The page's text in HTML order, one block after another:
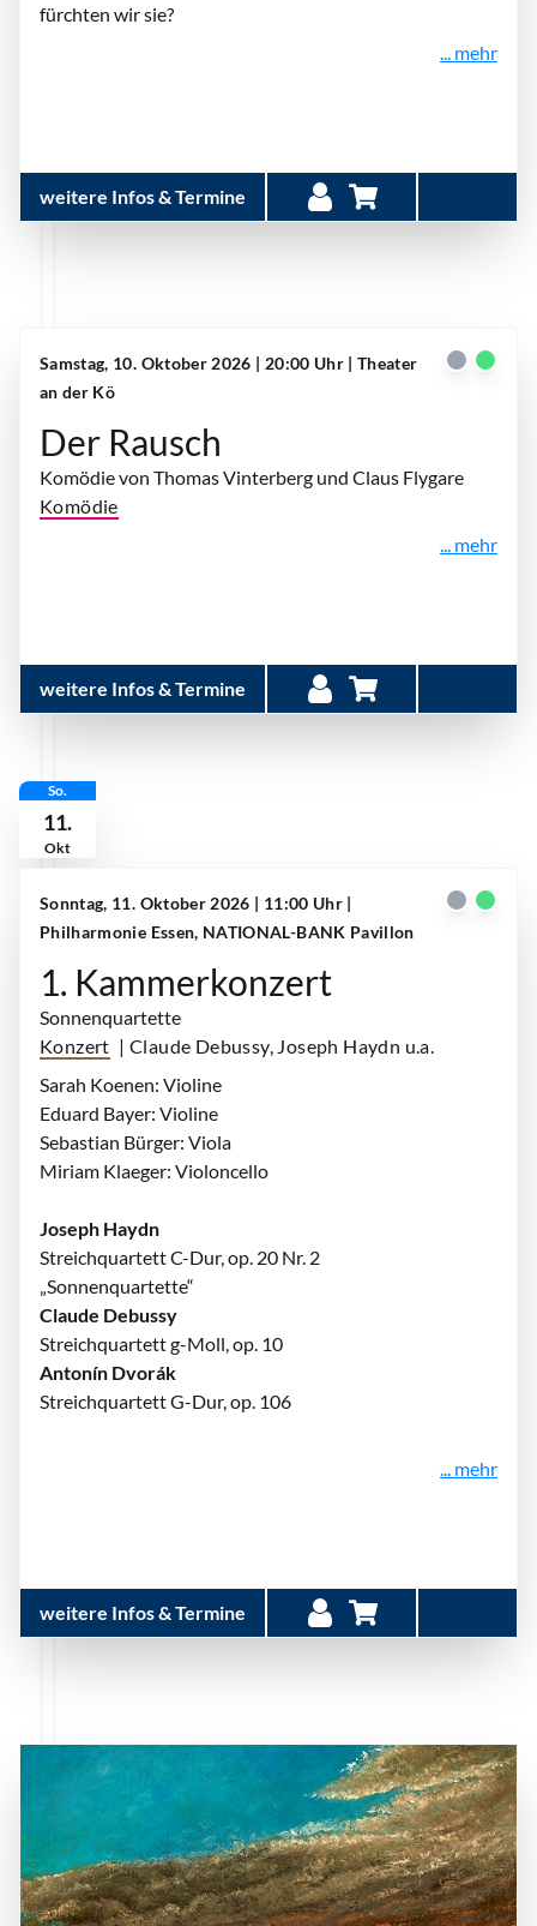
fürchten wir sie?
... mehr
weitere Infos & Termine
Samstag, 10. Oktober 2026 | 20:00 Uhr | Theater
an der Kö
Der Rausch
Komödie von Thomas Vinterberg und Claus Flygare
Komödie
... mehr
weitere Infos & Termine
So.
11.
Okt
Sonntag, 11. Oktober 2026 | 11:00 Uhr |
Philharmonie Essen, NATIONAL-BANK Pavillon
1. Kammerkonzert
Sonnenquartette
Konzert | Claude Debussy, Joseph Haydn u.a.
Sarah Koenen: Violine
Eduard Bayer: Violine
Sebastian Bürger: Viola
Miriam Klaeger: Violoncello
Joseph Haydn
Streichquartett C-Dur, op. 20 Nr. 2
„Sonnenquartette“
Claude Debussy
Streichquartett g-Moll, op. 10
Antonín Dvorák
Streichquartett G-Dur, op. 106
... mehr
weitere Infos & Termine